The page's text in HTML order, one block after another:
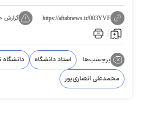
https://aftabnews.ir/003YVF گزارش
برچسب‌ها: استاد دانشگاه
دانشگاه
محمدعلی انصاری‌پور